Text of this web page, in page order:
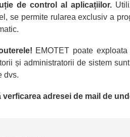
de control al aplicațiilor.
se permite rularea exclusiv a
EMOTET poate
și administratorii de sistem
dvs.
verficarea adresei de mail de